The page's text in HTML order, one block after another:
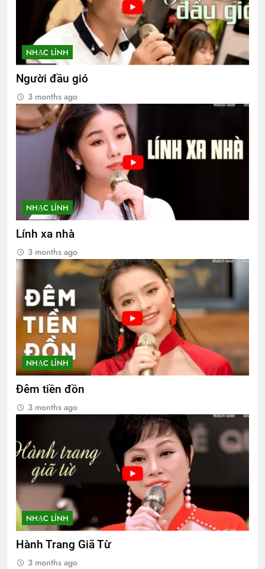
NHẠC LÍNH
Người đầu gió
3 months ago
NHẠC LÍNH
Lính xa nhà
3 months ago
NHẠC LÍNH
Đêm tiền đồn
3 months ago
NHẠC LÍNH
Hành Trang Giã Từ
3 months ago